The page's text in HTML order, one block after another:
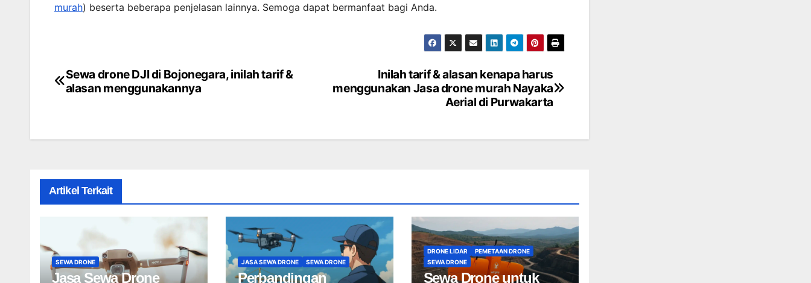
murah) beserta beberapa penjelasan lainnya. Semoga dapat bermanfaat bagi Anda.
Post
Inilah tarif & alasan kenapa harus
menggunakan Jasa drone murah Nayaka
Aerial di Purwakarta
Sewa drone DJI di Bojonegara, inilah tarif &
alasan menggunakannya
Artikel Terkait
SEWA DRONE
Jasa Sewa Drone
JASA SEWA DRONE SEWA DRONE
Perbandingan
DRONE LIDAR
PEMETAAN DRONE
SEWA DRONE
Sewa Drone untuk